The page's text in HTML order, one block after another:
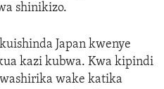
shinikizo.
Japan kwenye
kazi kubwa. Kwa kipindi
wake katika